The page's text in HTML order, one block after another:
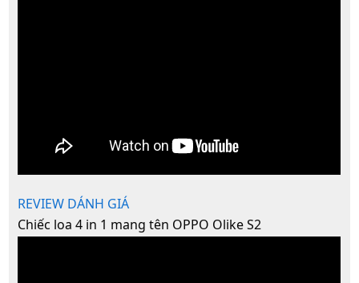
REVIEW DÁNH GIÁ
Chiếc loa 4 in 1 mang tên OPPO Olike S2